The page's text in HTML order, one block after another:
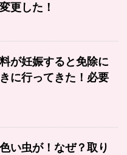
更した！
が妊娠すると免除に
に行ってきた！必要
い虫が！なぜ？取り